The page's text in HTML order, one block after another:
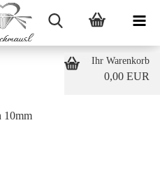
Ihr Warenkorb
0,00 EUR
10mm